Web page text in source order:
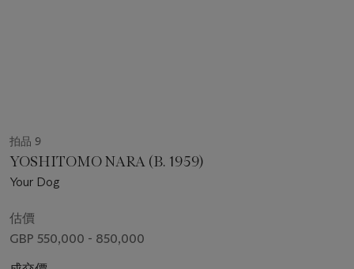
拍品 9
YOSHITOMO NARA (B. 1959)
Your Dog
估價
GBP 550,000 - 850,000